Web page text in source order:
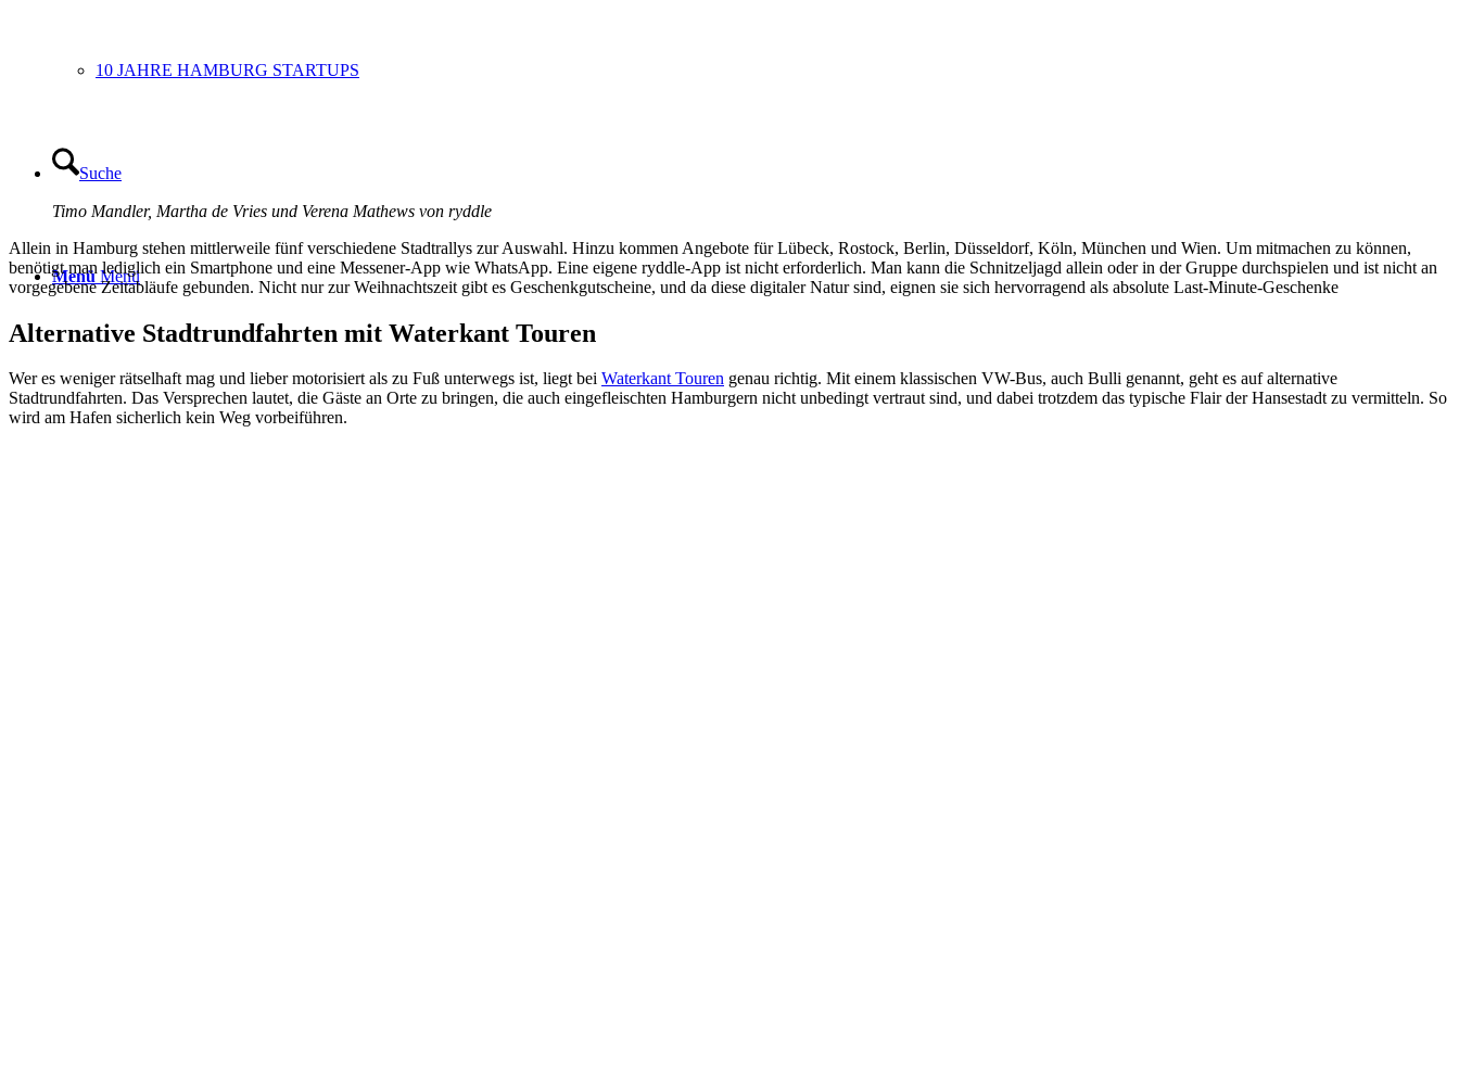
10 JAHRE HAMBURG STARTUPS
Suche
Menü Menü
Timo Mandler, Martha de Vries und Verena Mathews von ryddle
Allein in Hamburg stehen mittlerweile fünf verschiedene Stadtrallys zur Auswahl. Hinzu kommen Angebote für Lübeck, Rostock, Berlin, Düsseldorf, Köln, München und Wien. Um mitmachen zu können,
benötigt man lediglich ein Smartphone und eine Messener-App wie WhatsApp. Eine eigene ryddle-App ist nicht erforderlich. Man kann die Schnitzeljagd allein oder in der Gruppe durchspielen und ist nicht an
vorgegebene Zeitabläufe gebunden. Nicht nur zur Weihnachtszeit gibt es Geschenkgutscheine, und da diese digitaler Natur sind, eignen sie sich hervorragend als absolute Last-Minute-Geschenke
Alternative Stadtrundfahrten mit Waterkant Touren
Wer es weniger rätselhaft mag und lieber motorisiert als zu Fuß unterwegs ist, liegt bei Waterkant Touren genau richtig. Mit einem klassischen VW-Bus, auch Bulli genannt, geht es auf alternative
Stadtrundfahrten. Das Versprechen lautet, die Gäste an Orte zu bringen, die auch eingefleischten Hamburgern nicht unbedingt vertraut sind, und dabei trotzdem das typische Flair der Hansestadt zu vermitteln. So
wird am Hafen sicherlich kein Weg vorbeiführen.